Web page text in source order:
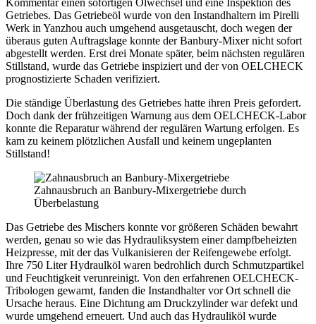
Kommentar einen sofortigen Ölwechsel und eine Inspektion des
Getriebes. Das Getriebeöl wurde von den Instandhaltern im Pirelli
Werk in Yanzhou auch umgehend ausgetauscht, doch wegen der
überaus guten Auftragslage konnte der Banbury-Mixer nicht sofort
abgestellt werden. Erst drei Monate später, beim nächsten regulären
Stillstand, wurde das Getriebe inspiziert und der von OELCHECK
prognostizierte Schaden verifiziert.
Die ständige Überlastung des Getriebes hatte ihren Preis gefordert.
Doch dank der frühzeitigen Warnung aus dem OELCHECK-Labor
konnte die Reparatur während der regulären Wartung erfolgen. Es
kam zu keinem plötzlichen Ausfall und keinem ungeplanten
Stillstand!
Zahnausbruch an Banbury-Mixergetriebe durch
Überbelastung
Das Getriebe des Mischers konnte vor größeren Schäden bewahrt
werden, genau so wie das Hydrauliksystem einer dampfbeheizten
Heizpresse, mit der das Vulkanisieren der Reifengewebe erfolgt.
Ihre 750 Liter Hydraulköl waren bedrohlich durch Schmutzpartikel
und Feuchtigkeit verunreinigt. Von den erfahrenen OELCHECK-
Tribologen gewarnt, fanden die Instandhalter vor Ort schnell die
Ursache heraus. Eine Dichtung am Druckzylinder war defekt und
wurde umgehend erneuert. Und auch das Hydrauliköl wurde